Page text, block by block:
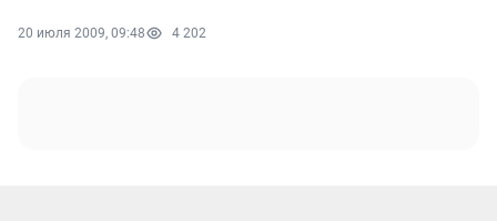
20 июля 2009, 09:48 4 202